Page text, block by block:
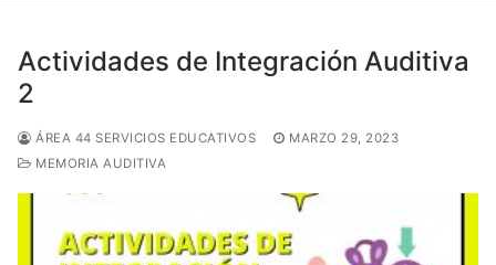
Actividades de Integración Auditiva
2
ÁREA 44 SERVICIOS EDUCATIVOS
MARZO 29, 2023
MEMORIA AUDITIVA